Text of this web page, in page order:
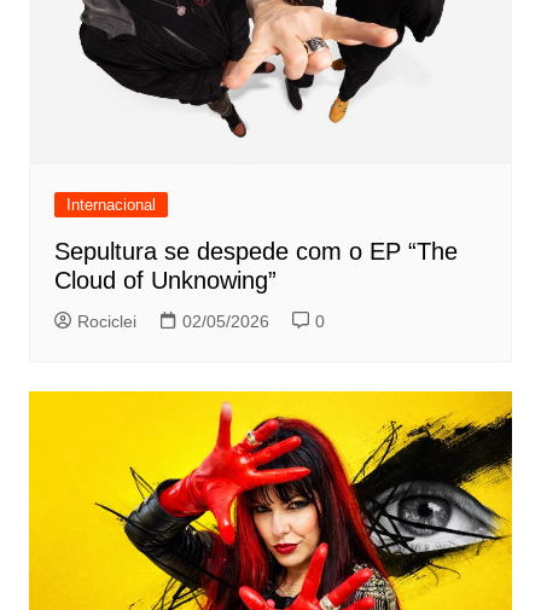
Internacional
Sepultura se despede com o EP “The
Cloud of Unknowing”
Rociclei 02/05/2026 0